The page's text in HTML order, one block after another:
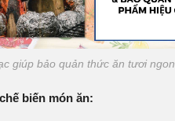
giúp bảo quản thức ăn tươi ngon
biến món ăn: